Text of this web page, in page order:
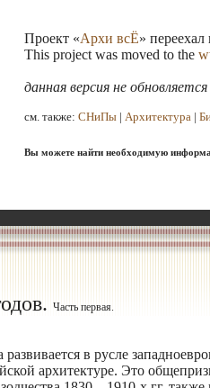
Проект «Архи всЁ» переехал
This project was moved to the
данная версия не
см. также: СНиПы | Архитектура |
Вы можете найти необходимую
Часть первая.
в русле
архитектуре. Это